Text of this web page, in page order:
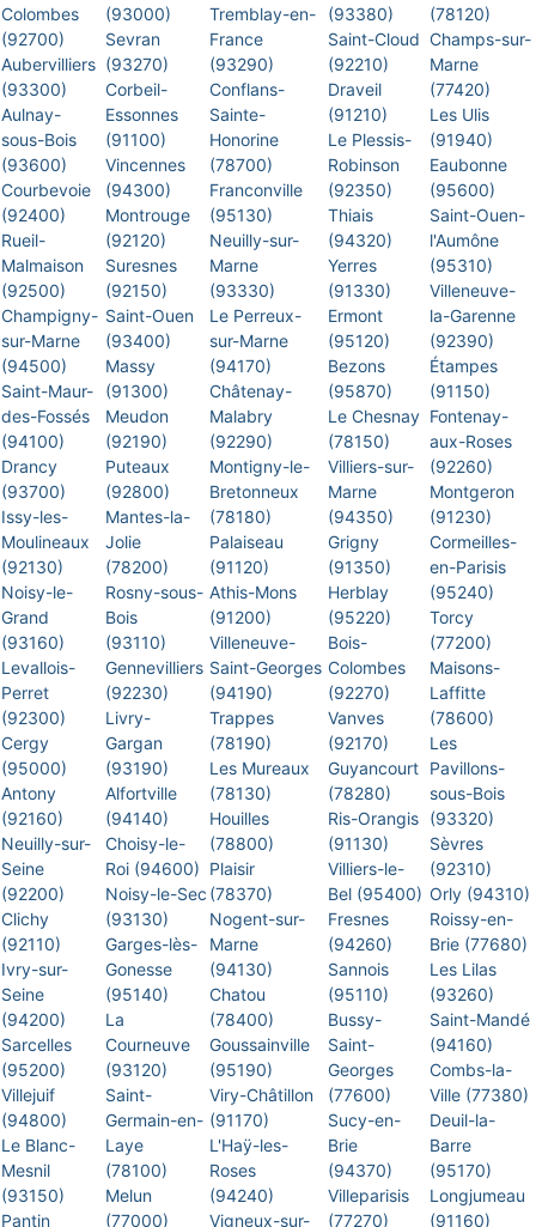
Colombes
(92700)
Aubervilliers
(93300)
Aulnay-
sous-Bois
(93600)
Courbevoie
(92400)
Rueil-
Malmaison
(92500)
Champigny-
sur-Marne
(94500)
Saint-Maur-
des-Fossés
(94100)
Drancy
(93700)
Issy-les-
Moulineaux
(92130)
Noisy-le-
Grand
(93160)
Levallois-
Perret
(92300)
Cergy
(95000)
Antony
(92160)
Neuilly-sur-
Seine
(92200)
Clichy
(92110)
Ivry-sur-
Seine
(94200)
Sarcelles
(95200)
Villejuif
(94800)
Le Blanc-
Mesnil
(93150)
Pantin
(93000)
Sevran
(93270)
Corbeil-
Essonnes
(91100)
Vincennes
(94300)
Montrouge
(92120)
Suresnes
(92150)
Saint-Ouen
(93400)
Massy
(91300)
Meudon
(92190)
Puteaux
(92800)
Mantes-la-
Jolie
(78200)
Rosny-sous-
Bois
(93110)
Gennevilliers
(92230)
Livry-
Gargan
(93190)
Alfortville
(94140)
Choisy-le-
Roi (94600)
Noisy-le-Sec
(93130)
Garges-lès-
Gonesse
(95140)
La
Courneuve
(93120)
Saint-
Germain-en-
Laye
(78100)
Melun
(77000)
Tremblay-en-
France
(93290)
Conflans-
Sainte-
Honorine
(78700)
Franconville
(95130)
Neuilly-sur-
Marne
(93330)
Le Perreux-
sur-Marne
(94170)
Châtenay-
Malabry
(92290)
Montigny-le-
Bretonneux
(78180)
Palaiseau
(91120)
Athis-Mons
(91200)
Villeneuve-
Saint-Georges
(94190)
Trappes
(78190)
Les Mureaux
(78130)
Houilles
(78800)
Plaisir
(78370)
Nogent-sur-
Marne
(94130)
Chatou
(78400)
Goussainville
(95190)
Viry-Châtillon
(91170)
L'Haÿ-les-
Roses
(94240)
Vigneux-sur-
(93380)
Saint-Cloud
(92210)
Draveil
(91210)
Le Plessis-
Robinson
(92350)
Thiais
(94320)
Yerres
(91330)
Ermont
(95120)
Bezons
(95870)
Le Chesnay
(78150)
Villiers-sur-
Marne
(94350)
Grigny
(91350)
Herblay
(95220)
Bois-
Colombes
(92270)
Vanves
(92170)
Guyancourt
(78280)
Ris-Orangis
(91130)
Villiers-le-
Bel (95400)
Fresnes
(94260)
Sannois
(95110)
Bussy-
Saint-
Georges
(77600)
Sucy-en-
Brie
(94370)
Villeparisis
(77270)
(78120)
Champs-sur-
Marne
(77420)
Les Ulis
(91940)
Eaubonne
(95600)
Saint-Ouen-
l'Aumône
(95310)
Villeneuve-
la-Garenne
(92390)
Étampes
(91150)
Fontenay-
aux-Roses
(92260)
Montgeron
(91230)
Cormeilles-
en-Parisis
(95240)
Torcy
(77200)
Maisons-
Laffitte
(78600)
Les
Pavillons-
sous-Bois
(93320)
Sèvres
(92310)
Orly (94310)
Roissy-en-
Brie (77680)
Les Lilas
(93260)
Saint-Mandé
(94160)
Combs-la-
Ville (77380)
Deuil-la-
Barre
(95170)
Longjumeau
(91160)